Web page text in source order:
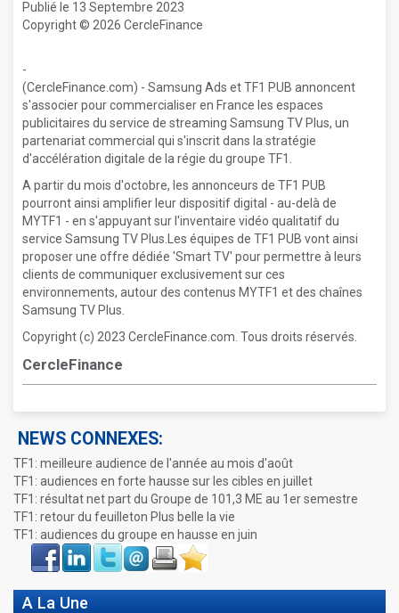
Publié le 13 Septembre 2023
Copyright © 2026 CercleFinance
-
(CercleFinance.com) - Samsung Ads et TF1 PUB annoncent
s'associer pour commercialiser en France les espaces
publicitaires du service de streaming Samsung TV Plus, un
partenariat commercial qui s'inscrit dans la stratégie
d'accélération digitale de la régie du groupe TF1.
A partir du mois d'octobre, les annonceurs de TF1 PUB
pourront ainsi amplifier leur dispositif digital - au-delà de
MYTF1 - en s'appuyant sur l'inventaire vidéo qualitatif du
service Samsung TV Plus.Les équipes de TF1 PUB vont ainsi
proposer une offre dédiée 'Smart TV' pour permettre à leurs
clients de communiquer exclusivement sur ces
environnements, autour des contenus MYTF1 et des chaînes
Samsung TV Plus.
Copyright (c) 2023 CercleFinance.com. Tous droits réservés.
CercleFinance
NEWS CONNEXES:
TF1: meilleure audience de l'année au mois d'août
TF1: audiences en forte hausse sur les cibles en juillet
TF1: résultat net part du Groupe de 101,3 ME au 1er semestre
TF1: retour du feuilleton Plus belle la vie
TF1: audiences du groupe en hausse en juin
Face
book
LinkIn Twitter Envoyer ImprimerFavoris
A La Une